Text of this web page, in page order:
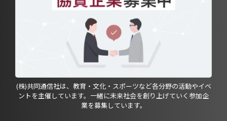
(株)共同通信社は、教育・文化・スポーツなど各分野の活動やイベ
ントを主催しています。一緒に未来社会を創り上げていく参加企
業を募集しています。